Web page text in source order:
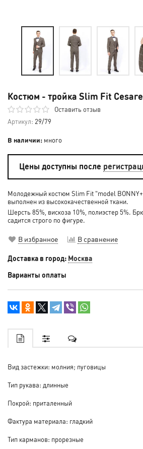
Костюм - тройка Slim Fit
Оставить отзыв
Артикул: 29/79
В наличии: много
Цены доступны после
Молодежный костюм Slim Fit "model
выполнен из высококачественной ткани.
Шерсть 85%, вискоза 10%, полиэстер 5%.
садится строго по фигуре.
В избранное В сравнение
Доставка в город: Москва
Варианты оплаты
Вид застежки: молния; пуговицы
Тип рукава: длинные
Покрой: приталенный
Фактура материала: гладкий
Тип карманов: прорезные